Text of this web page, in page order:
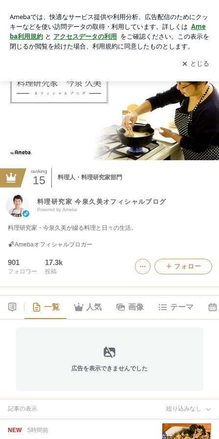
アプリをダウンロードして ブログの更新通知
を受け取りまし
ょう。
開く
ranking
15 料理人・料理研究家部門
料理研究家 今泉久美オフィシャルブログ
Powered by Ameba
料理研究家・今泉久美が綴る料理と日々の生活。
Amebaオフィシャルブロガー
901
フォロワー
17.3k
投稿
フォロー
一覧 人気 画像 テーマ
広告を表示できませんでした
記事の表示 絞り込みなし
NEW 5時間前